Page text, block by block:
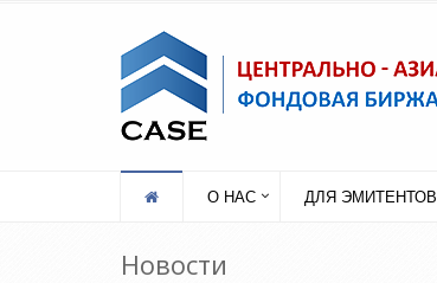
О НАС ДЛЯ ЭМИТЕНТОВ
Новости